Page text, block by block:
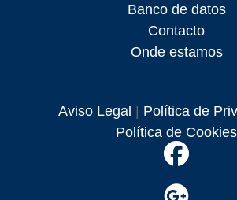
Banco de datos
Contacto
Onde estamos
Aviso Legal | Política de
Política de Cookies